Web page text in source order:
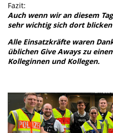
Fazit:
Auch wenn wir an diesem
sehr wichtig sich dort blicken
Alle Einsatzkräfte waren
üblichen Give Aways zu
Kolleginnen und Kollegen.